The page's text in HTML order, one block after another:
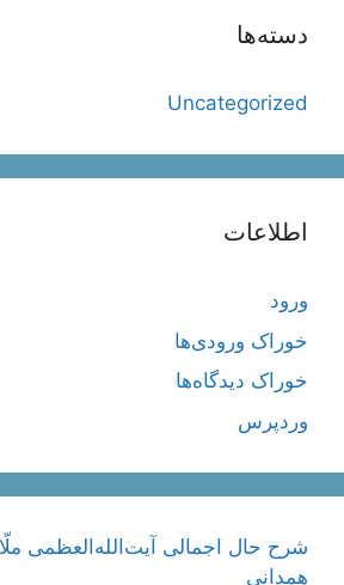
دسته‌ها
Uncategorized
اطلاعات
ورود
خوراک ورودی‌ها
خوراک دیدگاه‌ها
وردپرس
شرح حال اجمالی آیت‌الله‌العظمی
همدانی